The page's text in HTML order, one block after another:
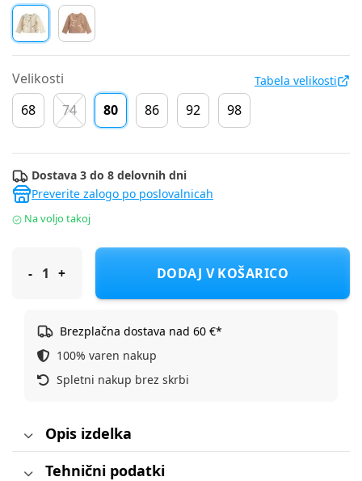
Velikosti Tabela velikosti
68 74 80 86 92 98
Dostava 3 do 8 delovnih dni
Preverite zalogo po poslovalnicah
Na voljo takoj
Original Marines jopa DR DEA1493NF D Bela 80
DODAJ V KOŠARICO
Brezplačna dostava nad 60 €*
100% varen nakup
Spletni nakup brez skrbi
Opis izdelka
Tehnični podatki